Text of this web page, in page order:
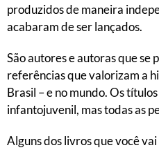
produzidos de maneira
acabaram de ser lançados.
São autores e autoras que
referências que valorizam a
Brasil – e no mundo. Os
infantojuvenil, mas todas as
Alguns dos livros que você